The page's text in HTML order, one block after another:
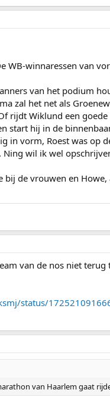
WB-winnaressen van
van het podium
zal het net als
rijdt Wiklund een goede
start hij in de
in vorm, Roest was op
wil ik wel
de vrouwen en
van de nos niet
status/
van Haarlem gaat